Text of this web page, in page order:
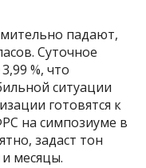
падают,
Суточное
%, что
ситуации
готовятся к
на симпозиуме в
задаст тон
месяцы.